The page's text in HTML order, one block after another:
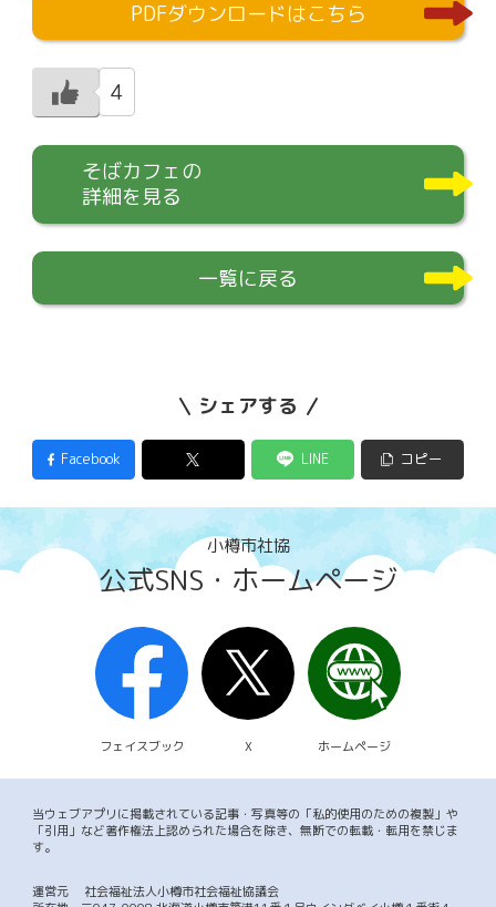
PDFダウンロードはこちら
4
そばカフェの
詳細を見る
一覧に戻る
シェアする
Facebook LINE コピー
小樽市社協
公式SNS・ホームページ
フェイスブック X ホームページ
当ウェブアプリに掲載されている記事・写真等の「私的使用のための複製」や
「引用」など著作権法上認められた場合を除き、無断での転載・転用を禁じま
す。
運営元 社会福祉法人小樽市社会福祉協議会